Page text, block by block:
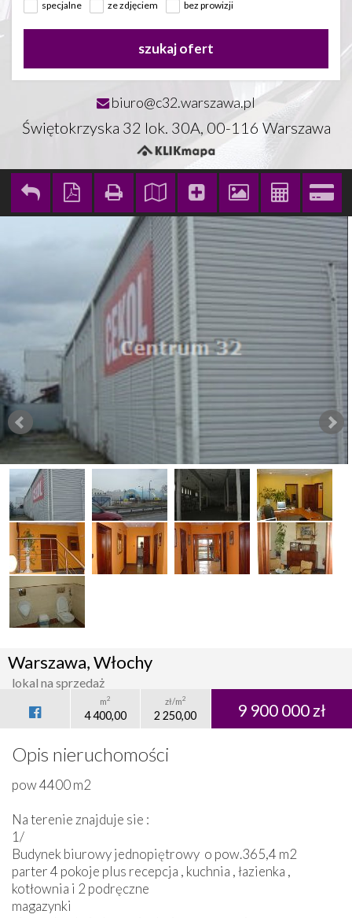
specjalne ze zdjęciem bez prowizji
szukaj ofert
biuro@c32.warszawa.pl
Świętokrzyska 32 lok. 30A, 00-116 Warszawa
Warszawa, Włochy
lokal na sprzedaż
m2
4 400,00
zł/m2
2 250,00 9 900 000 zł
Opis nieruchomości
pow 4400 m2
Na terenie znajduje sie :
1/
Budynek biurowy jednopiętrowy o pow.365,4 m2
parter 4 pokoje plus recepcja , kuchnia , łazienka ,
kotłownia i 2 podręczne
magazynki